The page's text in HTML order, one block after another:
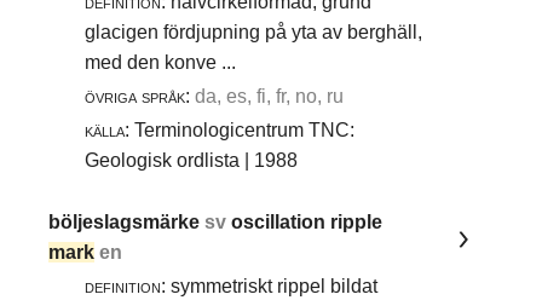
glacigen fördjupning på yta av berghäll,
med den konve ...
övriga språk: da, es, fi, fr, no, ru
källa: Terminologicentrum TNC:
Geologisk ordlista | 1988
böljeslagsmärkesvoscillation ripple
mark en
definition: symmetriskt rippel bildat